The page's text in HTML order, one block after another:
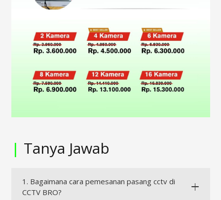
| Tanya Jawab
1. Bagaimana cara pemesanan pasang cctv di
CCTV BRO?